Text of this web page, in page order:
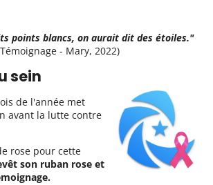
points blancs, on aurait dit des étoiles."
- Mary, 2022)
sein
de l'année met
avant la lutte contre
rose pour cette
son ruban rose et